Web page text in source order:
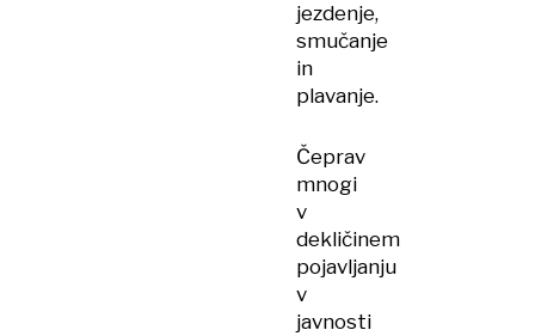
jezdenje,
smučanje
in
plavanje.
Čeprav
mnogi
v
dekličinem
pojavljanju
v
javnosti